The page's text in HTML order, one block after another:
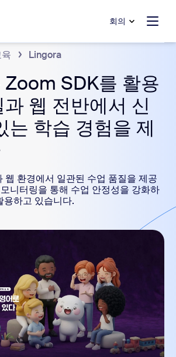
회의
Lingora
Zoom SDK를 활용
웹 전반에서 신
는 학습 경험을 제
웹 환경에서 일관된 수업 품질을 제공
니터링을 통해 수업 안정성을 강화하
용하고 있습니다.